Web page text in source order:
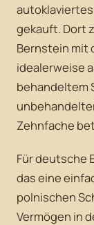
gekauft. Dort
Bernstein mit
idealerweise
behandeltem
Zehnfache
Für deutsche
das eine
polnischen
Vermögen in